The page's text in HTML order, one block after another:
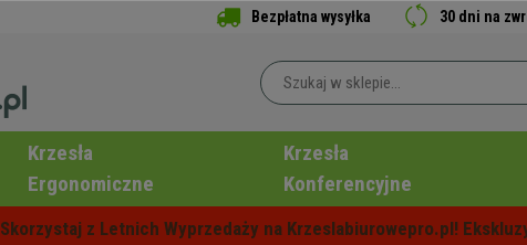
Bezpłatna wysyłka 30 dni na
Krzesła
Ergonomiczne
Krzesła
Konferencyjne
Skorzystaj z Letnich Wyprzedaży na Krzeslabiurowepro.pl!